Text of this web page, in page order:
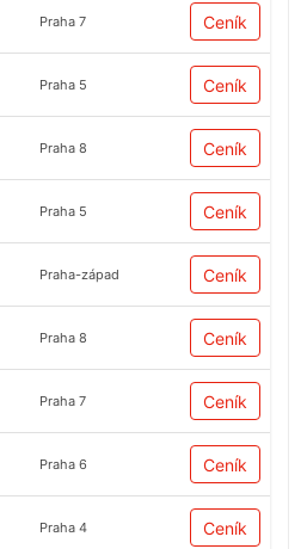
Praha 7 Ceník
Praha 5 Ceník
Praha 8 Ceník
Praha 5 Ceník
Praha-západ Ceník
Praha 8 Ceník
Praha 7 Ceník
Praha 6 Ceník
Praha 4 Ceník